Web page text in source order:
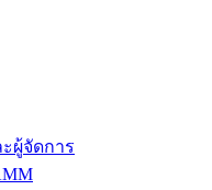
ผู้จัดการ